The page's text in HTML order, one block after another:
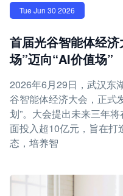
Tue Jun 30 2026
首届光谷智能体经
场”迈向“AI价值场”
2026年6月29日，武汉东
谷智能体经济大会，正式
划”。大会提出未来三年
面投入超10亿元，旨在打
态，培养智